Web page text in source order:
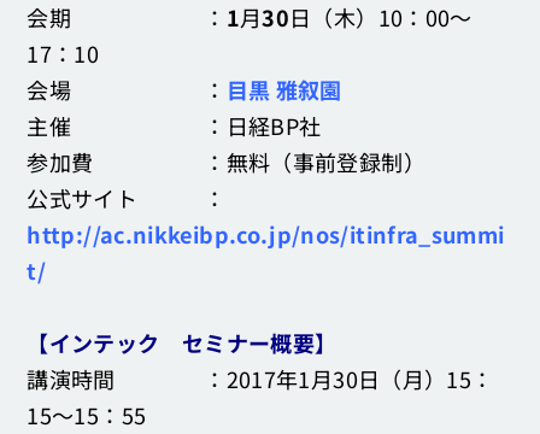
会期 ： 1月30日（木）10：00～
17：10
会場 ： 目黒 雅叙園
主催 ：日経BP社
参加費 ：無料（事前登録制）
公式サイト ：
http://ac.nikkeibp.co.jp/nos/itinfra_summi
t/
【インテック セミナー概要】
講演時間 ：2017年1月30日（月）15：
15～15：55